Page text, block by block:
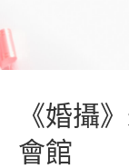
《婚攝
會館